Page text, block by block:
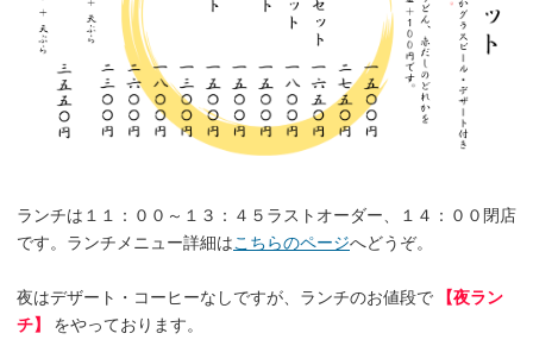
ランチは１１：００～１３：４５ラストオーダー、１４：００閉店
です。ランチメニュー詳細はこちらのページへどうぞ。
夜はデザート・コーヒーなしですが、ランチのお値段で
【夜ラン
チ】
をやっております。